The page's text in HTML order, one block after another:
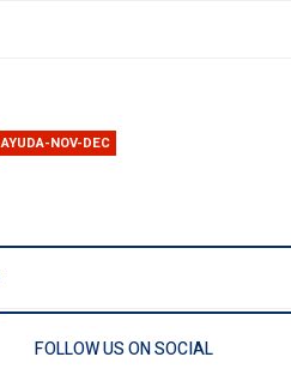
AYUDA-NOV-DEC
FOLLOW US ON SOCIAL